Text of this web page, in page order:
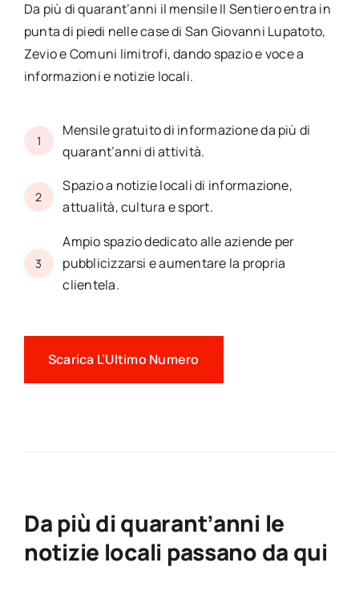
Contatti
Da più di quarant’anni il mensile Il Sentiero entra in
punta di piedi nelle case di San Giovanni Lupatoto,
Zevio e Comuni limitrofi, dando spazio e voce a
informazioni e notizie locali.
1
Mensile gratuito di informazione da più di
quarant’anni di attività.
2
Spazio a notizie locali di informazione,
attualità, cultura e sport.
3
Ampio spazio dedicato alle aziende per
pubblicizzarsi e aumentare la propria
clientela.
Scarica L’Ultimo Numero
Da più di quarant’anni le
notizie locali passano da qui